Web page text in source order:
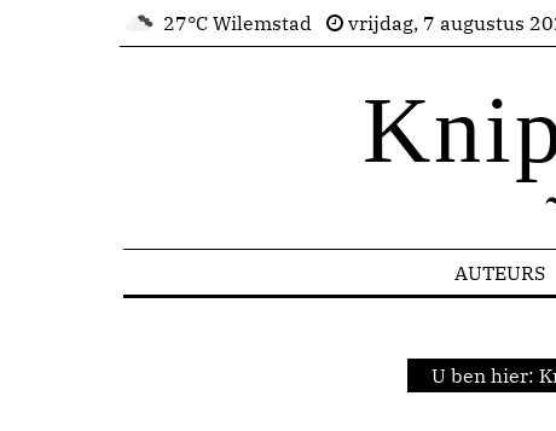
27°C Wilemstad vrijdag, 7 augustus
AUTEURS
U ben hier: